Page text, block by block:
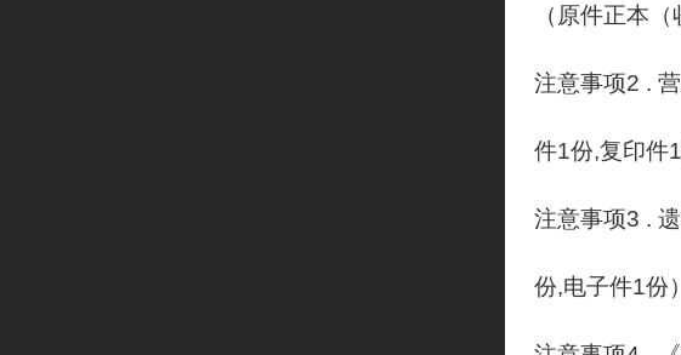
（原件正本
注意事项2 .
件1份,复印件1
注意事项3 .
份,电子件1份）